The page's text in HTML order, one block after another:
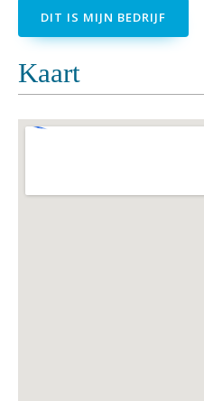
DIT IS MIJN BEDRIJF
Kaart